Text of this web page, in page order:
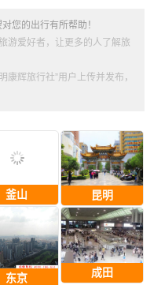
您的出行有所帮助！
游爱好者，让更多的人了解旅
辉旅行社”用户上传并发布，
釜山
东京
昆明
成田